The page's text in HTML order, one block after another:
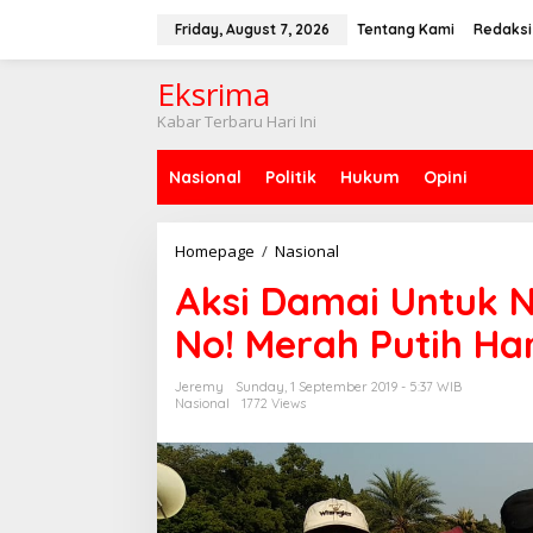
Friday, August 7, 2026 Tentang Kami Redaksi
Eksrima
Kabar Terbaru Hari Ini
Nasional Politik Hukum Opini
Homepage / Nasional
s
i
D
a
m
U
t
u
Aksi Damai Untuk
No! Merah Putih
Jeremy
Sunday, 1 September 2019 - 5:37 WIB
Nasional
1772 Views